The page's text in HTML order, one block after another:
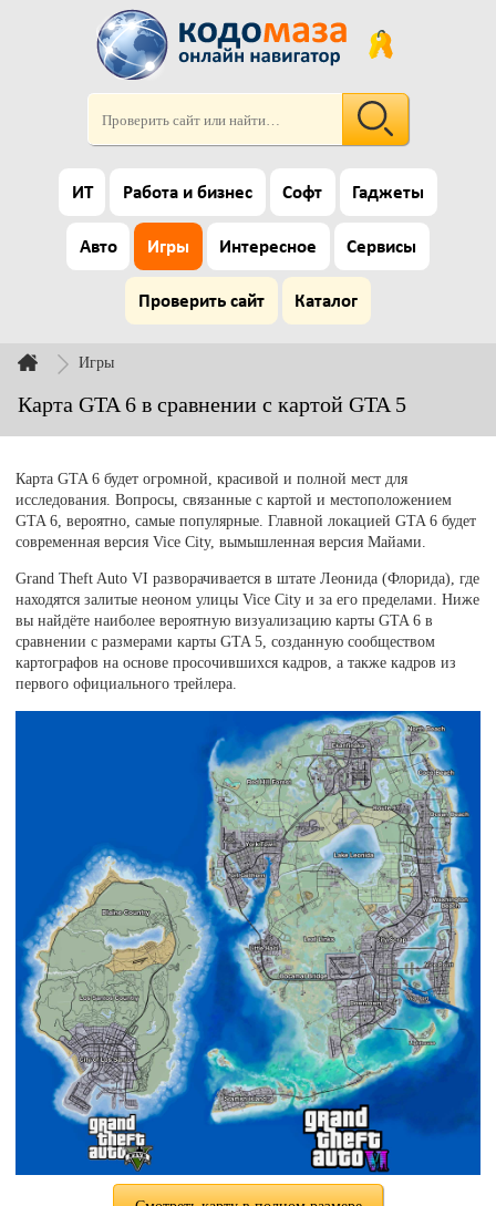
ИТ Работа и бизнес Софт Гаджеты
Авто Игры Интересное Сервисы
Проверить сайт Каталог
Игры
Карта GTA 6 в сравнении с картой GTA 5
Карта GTA 6 будет огромной, красивой и полной мест для
исследования. Вопросы, связанные с картой и местоположением
GTA 6, вероятно, самые популярные. Главной локацией GTA 6 будет
современная версия Vice City, вымышленная версия Майами.
Grand Theft Auto VI разворачивается в штате Леонида (Флорида), где
находятся залитые неоном улицы Vice City и за его пределами. Ниже
вы найдёте наиболее вероятную визуализацию карты GTA 6 в
сравнении с размерами карты GTA 5, созданную сообществом
картографов на основе просочившихся кадров, а также кадров из
первого официального трейлера.